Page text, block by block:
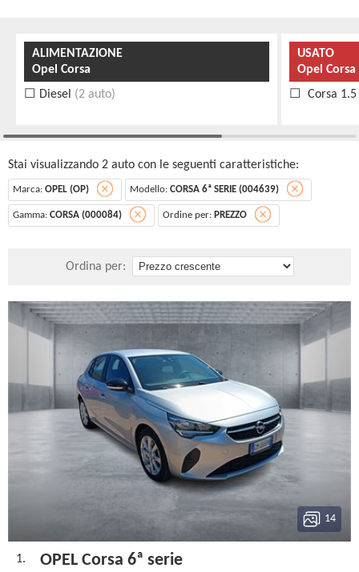
ALIMENTAZIONE
Opel Corsa
Diesel (2 auto)
USATO
Opel Corsa
Corsa
Stai visualizzando 2 auto con le seguenti caratteristiche:
Marca: OPEL (OP) Modello: CORSA 6ª SERIE (004639)
Gamma: CORSA (000084) Ordine per: PREZZO
Ordina per:
14
1. OPEL Corsa 6ª serie